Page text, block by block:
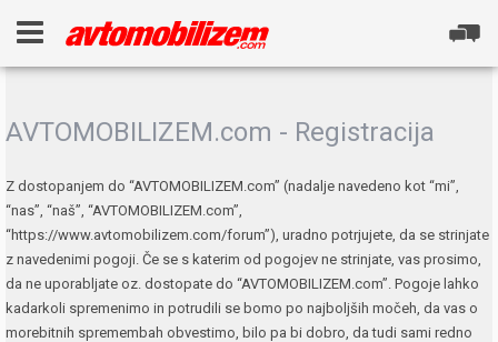
AVTOMOBILIZEM.com - Registracija
Z dostopanjem do “AVTOMOBILIZEM.com” (nadalje navedeno kot “mi”,
“nas”, “naš”, “AVTOMOBILIZEM.com”,
“https://www.avtomobilizem.com/forum”), uradno potrjujete, da se strinjate
z navedenimi pogoji. Če se s katerim od pogojev ne strinjate, vas prosimo,
da ne uporabljate oz. dostopate do “AVTOMOBILIZEM.com”. Pogoje lahko
kadarkoli spremenimo in potrudili se bomo po najboljših močeh, da vas o
morebitnih spremembah obvestimo, bilo pa bi dobro, da tudi sami redno